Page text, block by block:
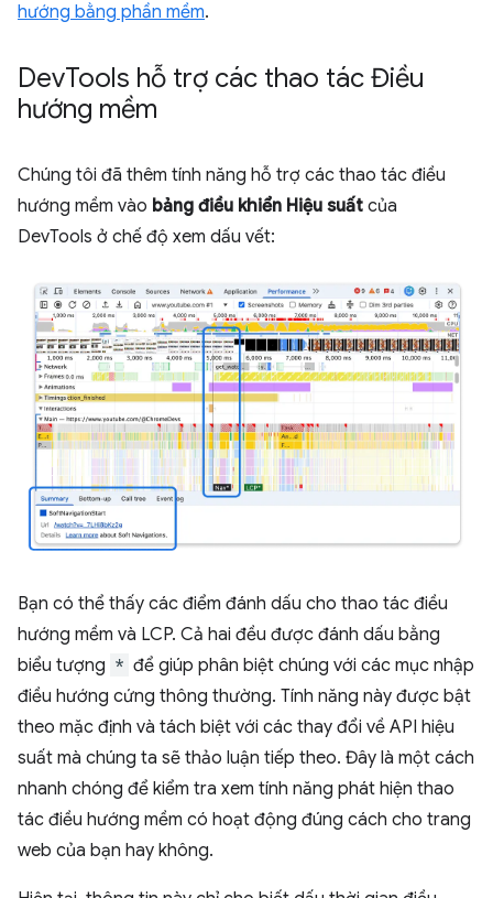
hướng bằng phần mềm.
DevTools hỗ trợ các thao tác Điều
hướng mềm
Chúng tôi đã thêm tính năng hỗ trợ các thao tác điều
hướng mềm vào bảng điều khiển Hiệu suất của
DevTools ở chế độ xem dấu vết:
Bạn có thể thấy các điểm đánh dấu cho thao tác điều
hướng mềm và LCP. Cả hai đều được đánh dấu bằng
biểu tượng * để giúp phân biệt chúng với các mục nhập
điều hướng cứng thông thường. Tính năng này được bật
theo mặc định và tách biệt với các thay đổi về API hiệu
suất mà chúng ta sẽ thảo luận tiếp theo. Đây là một cách
nhanh chóng để kiểm tra xem tính năng phát hiện thao
tác điều hướng mềm có hoạt động đúng cách cho trang
web của bạn hay không.